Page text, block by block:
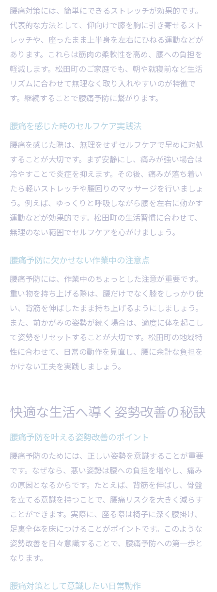
腰痛対策には、簡単にできるストレッチが効果的です。
代表的な方法として、仰向けで膝を胸に引き寄せるスト
レッチや、座ったまま上半身を左右にひねる運動などが
あります。これらは筋肉の柔軟性を高め、腰への負担を
軽減します。松田町のご家庭でも、朝や就寝前など生活
リズムに合わせて無理なく取り入れやすいのが特徴で
す。継続することで腰痛予防に繋がります。
腰痛を感じた時のセルフケア実践法
腰痛を感じた際は、無理をせずセルフケアで早めに対処
することが大切です。まず安静にし、痛みが強い場合は
冷やすことで炎症を抑えます。その後、痛みが落ち着い
たら軽いストレッチや腰回りのマッサージを行いましょ
う。例えば、ゆっくりと呼吸しながら腰を左右に動かす
運動などが効果的です。松田町の生活習慣に合わせて、
無理のない範囲でセルフケアを心がけましょう。
腰痛予防に欠かせない作業中の注意点
腰痛予防には、作業中のちょっとした注意が重要です。
重い物を持ち上げる際は、腰だけでなく膝をしっかり使
い、背筋を伸ばしたまま持ち上げるようにしましょう。
また、前かがみの姿勢が続く場合は、適度に体を起こし
て姿勢をリセットすることが大切です。松田町の地域特
性に合わせて、日常の動作を見直し、腰に余計な負担を
かけない工夫を実践しましょう。
快適な生活へ導く姿勢改善の秘訣
腰痛予防を叶える姿勢改善のポイント
腰痛予防のためには、正しい姿勢を意識することが重要
です。なぜなら、悪い姿勢は腰への負担を増やし、痛み
の原因となるからです。たとえば、背筋を伸ばし、骨盤
を立てる意識を持つことで、腰痛リスクを大きく減らす
ことができます。実際に、座る際は椅子に深く腰掛け、
足裏全体を床につけることがポイントです。このような
姿勢改善を日々意識することで、腰痛予防への第一歩と
なります。
腰痛対策として意識したい日常動作